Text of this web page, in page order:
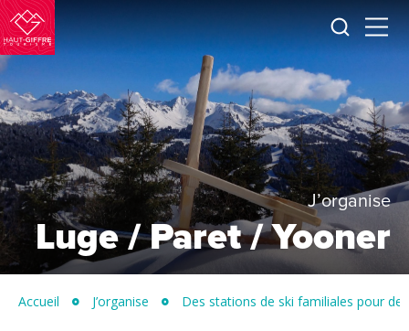
Haut-
Giffre
Tourisme
Je
Menu
J’organise
Luge / Paret / Yooner
Accueil J’organise Des stations de ski familiales pour